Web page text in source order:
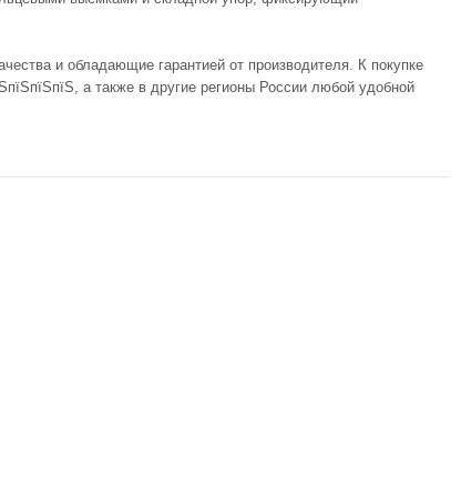
и обладающие гарантией от производителя. К покупке
а также в другие регионы России любой удобной